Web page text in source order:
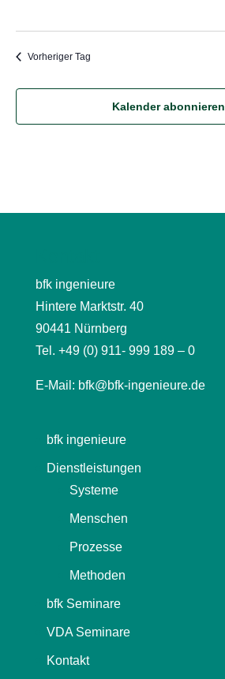
Vorheriger Tag
Kalender abonnieren
bfk ingenieure
Hintere Marktstr. 40
90441 Nürnberg
Tel. +49 (0) 911- 999 189 – 0
E-Mail: bfk@bfk-ingenieure.de
bfk ingenieure
Dienstleistungen
Systeme
Menschen
Prozesse
Methoden
bfk Seminare
VDA Seminare
Kontakt